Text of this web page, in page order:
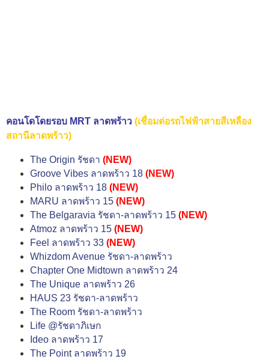
คอนโดโดยรอบ MRT ลาดพร้าว (เชื่อมต่อรถไฟฟ้าสายสีเหลือง
สถานีลาดพร้าว)
The Origin รัชดา (NEW)
Groove Vibes ลาดพร้าว 18 (NEW)
Philo ลาดพร้าว 18 (NEW)
MARU ลาดพร้าว 15 (NEW)
The Belgaravia รัชดา-ลาดพร้าว 15 (NEW)
Atmoz ลาดพร้าว 15 (NEW)
Feel ลาดพร้าว 33 (NEW)
Whizdom Avenue รัชดา-ลาดพร้าว
Chapter One Midtown ลาดพร้าว 24
The Unique ลาดพร้าว 26
HAUS 23 รัชดา-ลาดพร้าว
The Room รัชดา-ลาดพร้าว
Life @รัชดาภิเษก
Ideo ลาดพร้าว 17
The Point ลาดพร้าว 19